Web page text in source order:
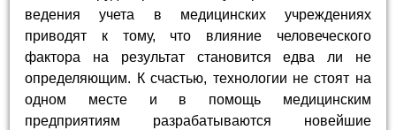
ведения учета в медицинских учреждениях
приводят к тому, что влияние человеческого
фактора на результат становится едва ли не
определяющим. К счастью, технологии не стоят на
одном месте и в помощь медицинским
предприятиям разрабатываются новейшие